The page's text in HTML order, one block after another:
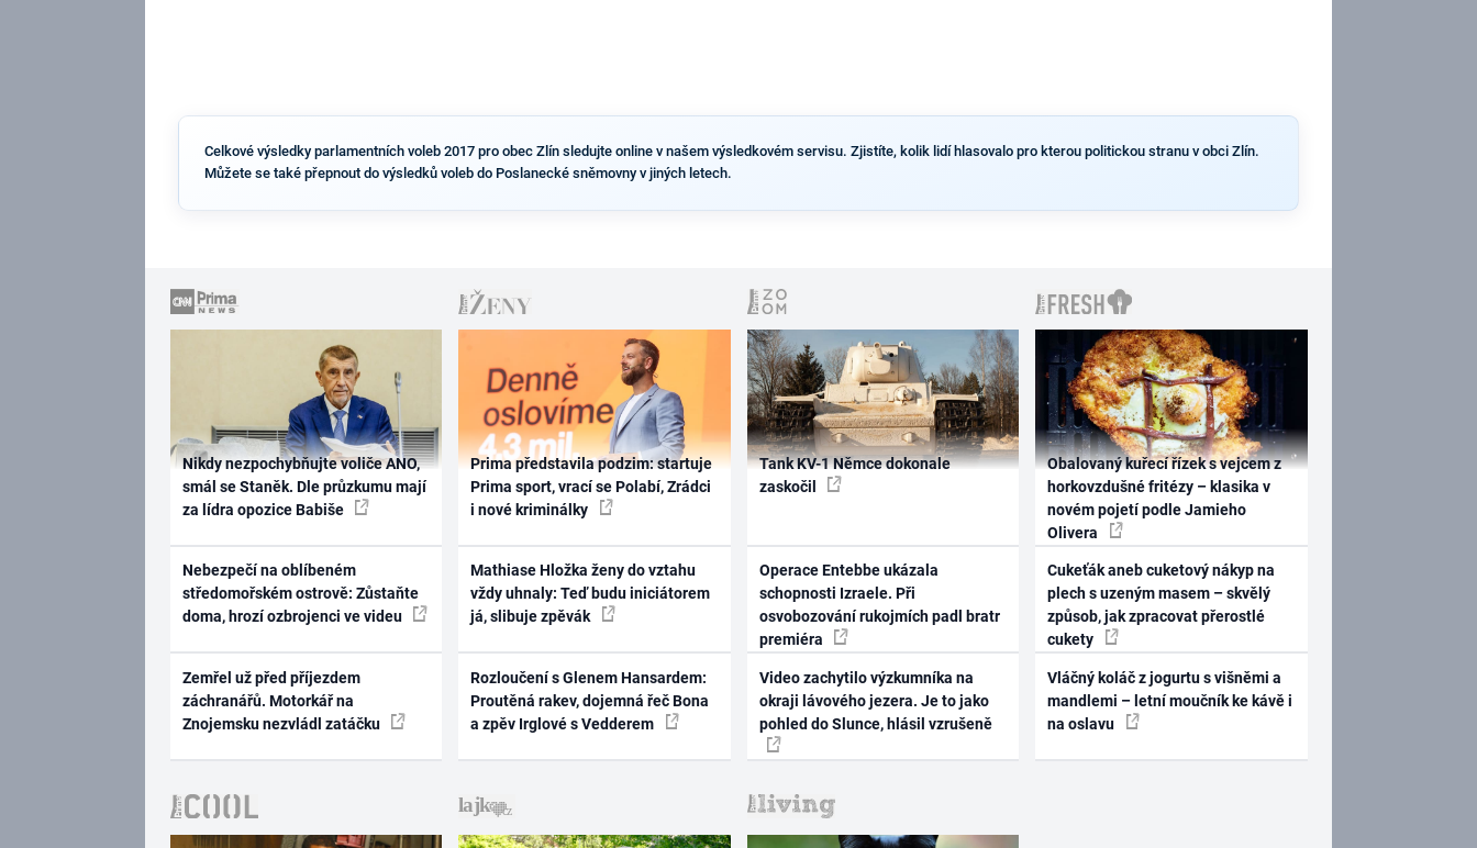
Celkové výsledky parlamentních voleb 2017 pro obec Zlín sledujte online v našem výsledkovém servisu. Zjistíte, kolik lidí hlasovalo pro kterou politickou stranu v obci Zlín.
Můžete se také přepnout do výsledků voleb do Poslanecké sněmovny v jiných letech.
Nikdy nezpochybňujte voliče ANO,
smál se Staněk. Dle průzkumu mají
za lídra opozice Babiše
Nebezpečí na oblíbeném
středomořském ostrově: Zůstaňte
doma, hrozí ozbrojenci ve videu
Zemřel už před příjezdem
záchranářů. Motorkář na
Znojemsku nezvládl zatáčku
Prima představila podzim: startuje
Prima sport, vrací se Polabí, Zrádci
i nové kriminálky
Mathiase Hložka ženy do vztahu
vždy uhnaly: Teď budu iniciátorem
já, slibuje zpěvák
Rozloučení s Glenem Hansardem:
Proutěná rakev, dojemná řeč Bona
a zpěv Irglové s Vedderem
Tank KV-1 Němce dokonale
zaskočil
Operace Entebbe ukázala
schopnosti Izraele. Při
osvobozování rukojmích padl bratr
premiéra
Video zachytilo výzkumníka na
okraji lávového jezera. Je to jako
pohled do Slunce, hlásil vzrušeně
Obalovaný kuřecí řízek s vejcem z
horkovzdušné fritézy – klasika v
novém pojetí podle Jamieho
Olivera
Cukeťák aneb cuketový nákyp na
plech s uzeným masem – skvělý
způsob, jak zpracovat přerostlé
cukety
Vláčný koláč z jogurtu s višněmi a
mandlemi – letní moučník ke kávě i
na oslavu